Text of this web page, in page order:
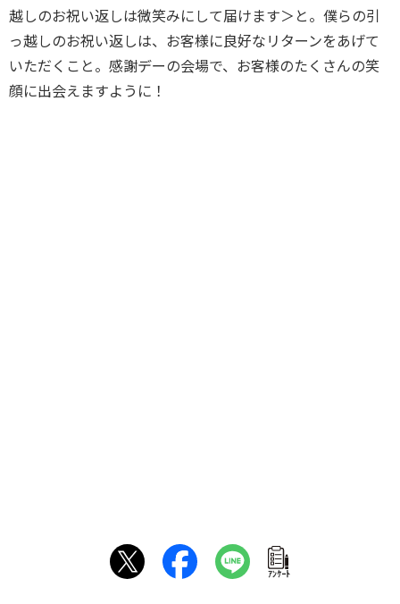
越しのお祝い返しは微笑みにして届けます＞と。僕らの引
っ越しのお祝い返しは、お客様に良好なリターンをあげて
いただくこと。感謝デーの会場で、お客様のたくさんの笑
顔に出会えますように！
ｱﾝｹｰﾄ